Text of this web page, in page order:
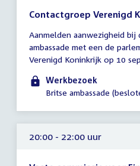
Contactgroep Verenigd
vergadering
19:30
-
22:30
uur
Aanmelden aanwezigheid bij
ambassade met een de
Verenigd Koninkrijk op 10
Werkbezoek
Britse ambassade
20:00 - 22:00 uur